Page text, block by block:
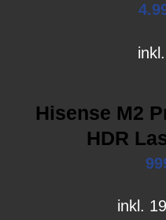
Hisense M2
HDR
inkl.